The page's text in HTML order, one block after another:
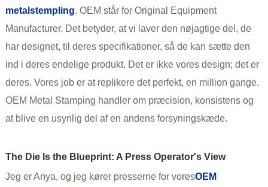
metalstempling. OEM står for Original Equipment
Manufacturer. Det betyder, at vi laver den nøjagtige del, de
har designet, til deres specifikationer, så de kan sætte den
ind i deres endelige produkt. Det er ikke vores design; det er
deres. Vores job er at replikere det perfekt, en million gange.
OEM Metal Stamping handler om præcision, konsistens og
at blive en usynlig del af en andens forsyningskæde.
The Die Is the Blueprint: A Press Operator's View
Jeg er Anya, og jeg kører presserne for voresOEM